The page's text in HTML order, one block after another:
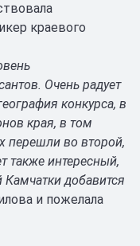
краевого
Очень радует
конкурса, в
края, в том
перешли во второй,
также интересный,
Камчатки добавится
и пожелала